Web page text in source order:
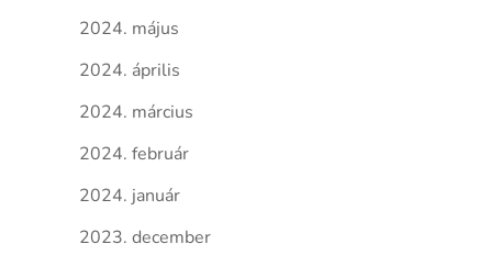
2024. május
2024. április
2024. március
2024. február
2024. január
2023. december